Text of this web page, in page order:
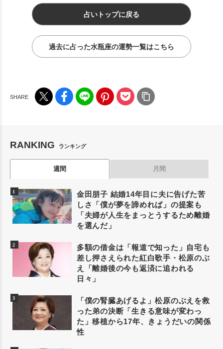
占いトップに戻る
過去に占った水瓶座の運勢一覧はこちら
RANKING ランキング
週間 月間
金田朋子 結婚14年目に夫に告げた苦
しさ「僕が夢を諦めれば」の提案も
「夫婦が人生をまっとうするため離婚
を選んだ」
多額の借金は「報道で知った」自宅も
差し押さえられた紅白歌手・松原のぶ
え「離婚後の今も返済に追われる
日々」
「僕の腎臓あげるよ」松原のぶえを救
った弟の決断「生きる意味が変わっ
た」移植から17年、きょうだいの関係
性